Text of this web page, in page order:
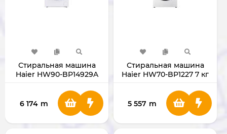
Стиральная машина
Haier HW90-BP14929A
6 174 m
Стиральная машина
Haier HW70-BP1227 7 кг
5 557 m